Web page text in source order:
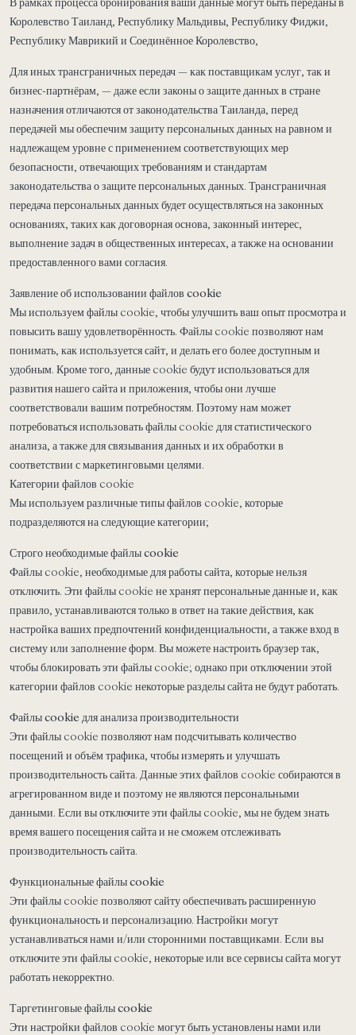
Королевство Таиланд, Республику Мальдивы, Республику Фиджи,
Республику Маврикий и Соединённое Королевство,
Для иных трансграничных передач — как поставщикам услуг, так и
бизнес-партнёрам, — даже если законы о защите данных в стране
назначения отличаются от законодательства Таиланда, перед
передачей мы обеспечим защиту персональных данных на равном и
надлежащем уровне с применением соответствующих мер
безопасности, отвечающих требованиям и стандартам
законодательства о защите персональных данных. Трансграничная
передача персональных данных будет осуществляться на законных
основаниях, таких как договорная основа, законный интерес,
выполнение задач в общественных интересах, а также на основании
предоставленного вами согласия.
Заявление об использовании файлов cookie
Мы используем файлы cookie, чтобы улучшить ваш опыт просмотра и
повысить вашу удовлетворённость. Файлы cookie позволяют нам
понимать, как используется сайт, и делать его более доступным и
удобным. Кроме того, данные cookie будут использоваться для
развития нашего сайта и приложения, чтобы они лучше
соответствовали вашим потребностям. Поэтому нам может
потребоваться использовать файлы cookie для статистического
анализа, а также для связывания данных и их обработки в
соответствии с маркетинговыми целями.
Категории файлов cookie
Мы используем различные типы файлов cookie, которые
подразделяются на следующие категории;
Строго необходимые файлы cookie
Файлы cookie, необходимые для работы сайта, которые нельзя
отключить. Эти файлы cookie не хранят персональные данные и, как
правило, устанавливаются только в ответ на такие действия, как
настройка ваших предпочтений конфиденциальности, а также вход в
систему или заполнение форм. Вы можете настроить браузер так,
чтобы блокировать эти файлы cookie; однако при отключении этой
категории файлов cookie некоторые разделы сайта не будут работать.
Файлы cookie для анализа производительности
Эти файлы cookie позволяют нам подсчитывать количество
посещений и объём трафика, чтобы измерять и улучшать
производительность сайта. Данные этих файлов cookie собираются в
агрегированном виде и поэтому не являются персональными
данными. Если вы отключите эти файлы cookie, мы не будем знать
время вашего посещения сайта и не сможем отслеживать
производительность сайта.
Функциональные файлы cookie
Эти файлы cookie позволяют сайту обеспечивать расширенную
функциональность и персонализацию. Настройки могут
устанавливаться нами и/или сторонними поставщиками. Если вы
отключите эти файлы cookie, некоторые или все сервисы сайта могут
работать некорректно.
Таргетинговые файлы cookie
Эти настройки файлов cookie могут быть установлены нами или